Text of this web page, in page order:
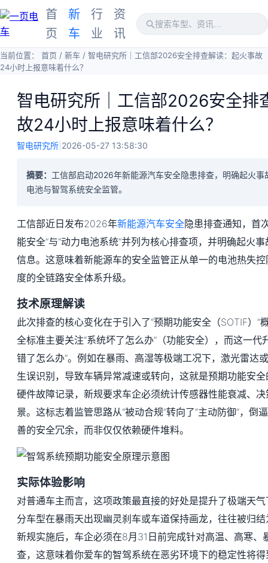
首
页
新
车
行
业
资
讯
当前位置： 首页 / 新车 / 智电研究所｜工信部2026安全排查解读：起火事故
24小时上报意味着什么？
智电研究所｜工信部2026安全排
故24小时上报意味着什么？
智电研究所 2026-05-27 13:58:30
摘要： 工信部启动2026年新能源汽车安全隐患排查，明确起火
电池与智驾系统安全监管。
工信部近日发布2026年新能源汽车安全隐患排查通知，首
能安全”与“动力电池系统”并列为核心排查项，并明确起火
信息。这意味着新能源车的安全监管正从单一的电池热失控
度的全链路安全体系升级。
技术原理解读
此次排查的核心变化在于引入了“预期功能安全（SOTIF）”
全标准主要关注“系统坏了怎么办”（功能安全），而这一代
错了怎么办”。例如在暴雨、高湿等极端工况下，激光雷达
生误识别，导致车辆异常减速或转向，这就是预期功能安
硬件故障记录，新规要求车企必须统计传感器性能衰减、
景。这标志着监管思路从“被动合规”转向了“主动防御”，倒
善的安全冗余，而非仅仅依赖硬件堆料。
实际体验影响
对普通车主而言，这项政策最直接的好处是提升了极端天
分车型在暴雨天出现幽灵刹车或车道保持画龙，往往被归结
新规实施后，车企必须在8月31日前完成针对高温、高寒、
查，这意味着你爱车的智驾系统在恶劣环境下的稳定性将